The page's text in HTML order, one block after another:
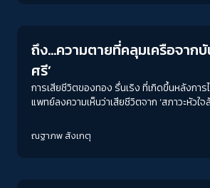
ถึง…ความตายที่คลุมเครือจาก
ศรี’
การเสียชีวิตของทอง รื่นเริง ที่เกิดขึ้นหลังการไปฉีดวัคซีน 4 วัน
แพทย์ลงความเห็นว่าเสียชีวิตจาก ‘สภาวะหัวใจ
ณฐาภพ สังเกตุ